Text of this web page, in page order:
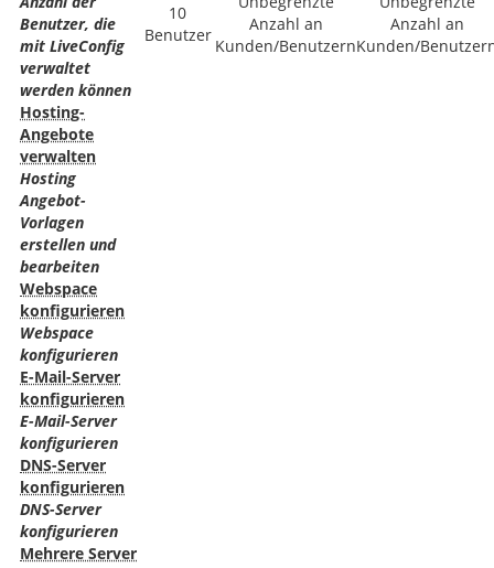
Benutzer, die
mit LiveConfig
verwaltet
werden können
10
Benutzer
Anzahl an
Kunden/Benutzern
Anzahl an
Kunden/
Hosting-
Angebote
verwalten
Hosting
Angebot-
Vorlagen
erstellen und
bearbeiten
Webspace
konfigurieren
Webspace
konfigurieren
E-Mail-Server
konfigurieren
E-Mail-Server
konfigurieren
DNS-Server
konfigurieren
DNS-Server
konfigurieren
Mehrere Server